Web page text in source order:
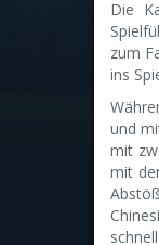
Die
zum
ins
und
mit
mit